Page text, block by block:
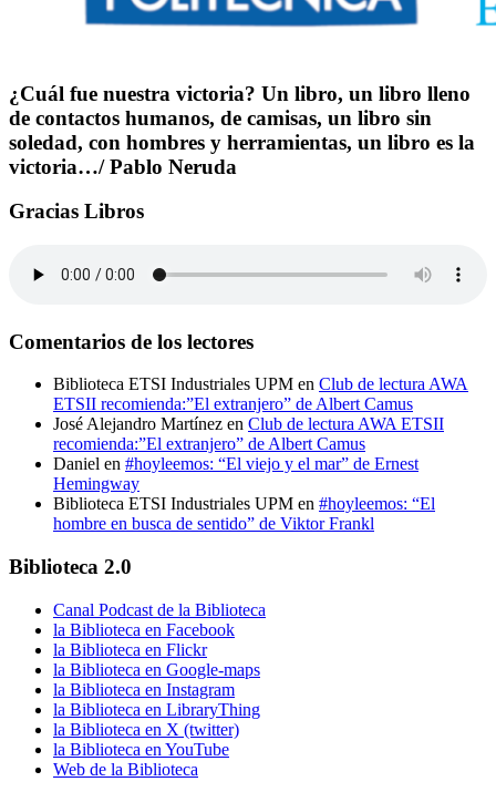
¿Cuál fue nuestra victoria? Un libro, un libro lleno
de contactos humanos, de camisas, un libro sin
soledad, con hombres y herramientas, un libro es la
victoria…/ Pablo Neruda
Gracias Libros
Comentarios de los lectores
Biblioteca ETSI Industriales UPM en Club de lectura AWA
ETSII recomienda:”El extranjero” de Albert Camus
José Alejandro Martínez en Club de lectura AWA ETSII
recomienda:”El extranjero” de Albert Camus
Daniel en #hoyleemos: “El viejo y el mar” de Ernest
Hemingway
Biblioteca ETSI Industriales UPM en #hoyleemos: “El
hombre en busca de sentido” de Viktor Frankl
Biblioteca 2.0
Canal Podcast de la Biblioteca
la Biblioteca en Facebook
la Biblioteca en Flickr
la Biblioteca en Google-maps
la Biblioteca en Instagram
la Biblioteca en LibraryThing
la Biblioteca en X (twitter)
la Biblioteca en YouTube
Web de la Biblioteca